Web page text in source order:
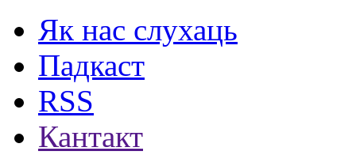
Як нас слухаць
Падкаст
RSS
Кантакт